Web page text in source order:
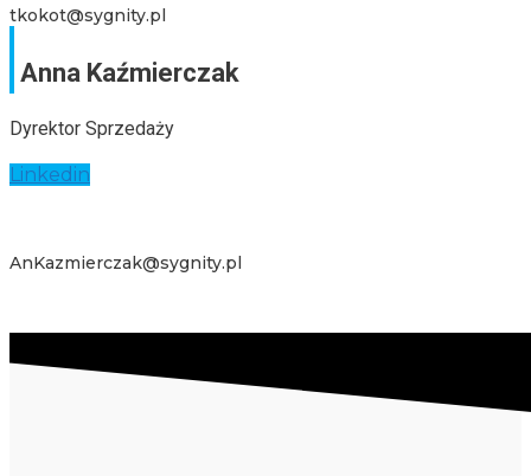
tkokot@sygnity.pl
Anna Kaźmierczak
Dyrektor Sprzedaży
Linkedin
AnKazmierczak@sygnity.pl